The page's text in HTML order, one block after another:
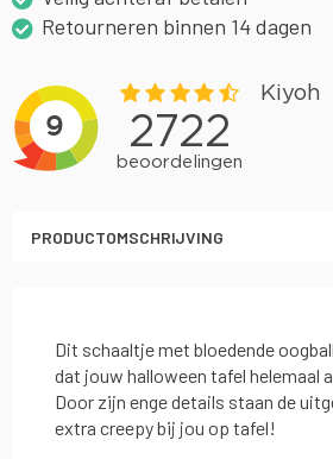
Retourneren binnen 14 dagen
PRODUCTOMSCHRIJVING
Dit schaaltje met bloedende
dat jouw halloween tafel helemaal
Door zijn enge details staan de
extra creepy bij jou op tafel!